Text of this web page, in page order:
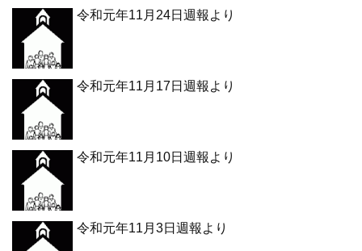
令和元年11月24日週報より
令和元年11月17日週報より
令和元年11月10日週報より
令和元年11月3日週報より